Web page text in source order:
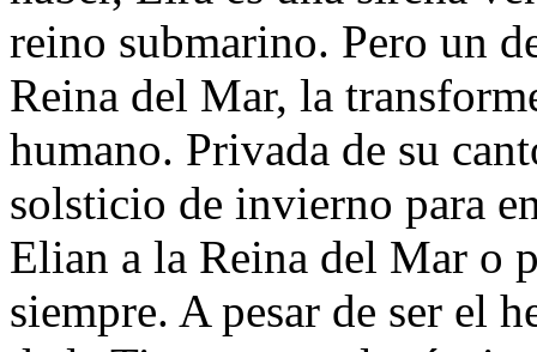
reino submarino. Pero un
Reina del Mar, la
humano. Privada de su
solsticio de invierno para
Elian a la Reina del Mar o
siempre. A pesar de ser el